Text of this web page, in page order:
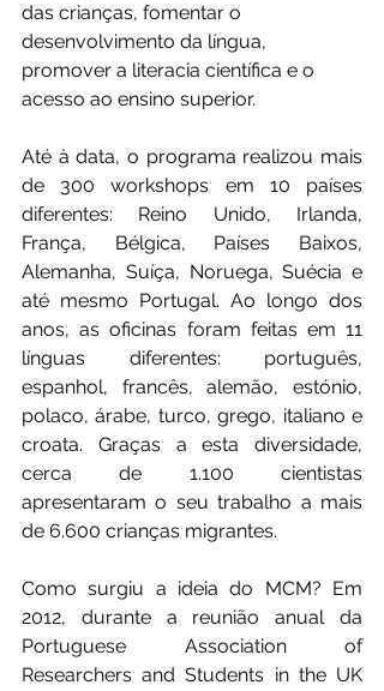
das crianças, fomentar o
desenvolvimento da língua,
promover a literacia científica e o
acesso ao ensino superior.
Até à data, o programa realizou mais
de 300 workshops em 10 países
diferentes: Reino Unido, Irlanda,
França, Bélgica, Países Baixos,
Alemanha, Suíça, Noruega, Suécia e
até mesmo Portugal. Ao longo dos
anos, as oficinas foram feitas em 11
línguas diferentes: português,
espanhol, francês, alemão, estónio,
polaco, árabe, turco, grego, italiano e
croata. Graças a esta diversidade,
cerca de 1.100 cientistas
apresentaram o seu trabalho a mais
de 6.600 crianças migrantes.
Como surgiu a ideia do MCM? Em
2012, durante a reunião anual da
Portuguese Association of
Researchers and Students in the UK